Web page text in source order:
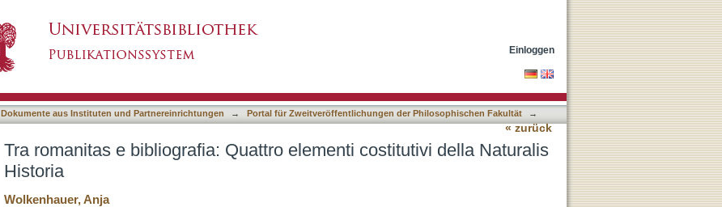
Einloggen
Dokumente aus Instituten und Partnereinrichtungen → Portal für Zweitveröffentlichungen der Philosophischen Fakultät
→
« zurück
Tra romanitas e bibliografia: Quattro elementi costitutivi della Naturalis
Historia
Wolkenhauer, Anja